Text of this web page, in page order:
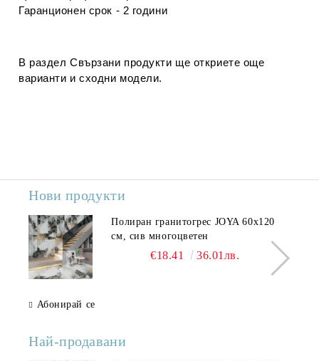
Гаранционен срок - 2 години
В разделСвързани продукти ще откриете още
варианти и сходни модели.
Нови продукти
Полиран гранитогрес JOYA 60x120
см, сив многоцветен
€18.41 36.01лв.
Абонирай се
Най-продавани